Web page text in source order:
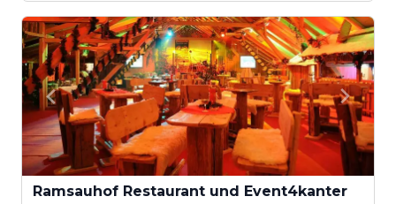
Ramsauhof Restaurant und Event4kanter